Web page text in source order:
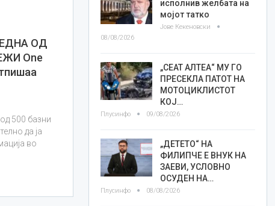
ОД
One
500 базни
да ја
во
исполнив желбата на
мојот татко
Јове Кекеновски
08/08/2026
„СЕАТ АЛТЕА“ МУ ГО
ПРЕСЕКЛА ПАТОТ НА
МОТОЦИКЛИСТОТ
КОЈ…
Плусинфо 09/08/2026
„ДЕТЕТО“ НА
ФИЛИПЧЕ Е ВНУК НА
ЗАЕВИ, УСЛОВНО
ОСУДЕН НА…
Плусинфо 08/08/2026